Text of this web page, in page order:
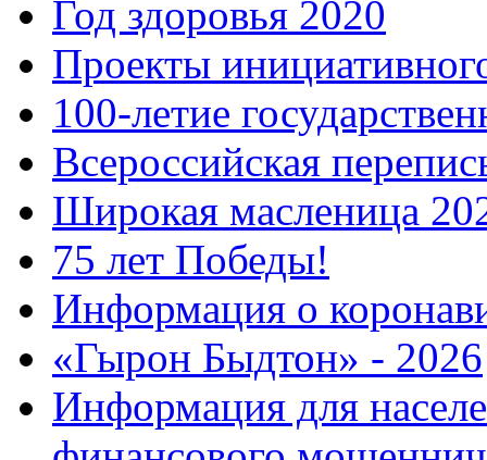
Год здоровья 2020
Проекты
100-летие
Всероссийская
Широкая масленица
75 лет Победы!
Информация о
«Гырон Быдтон» - 2026
Информация для